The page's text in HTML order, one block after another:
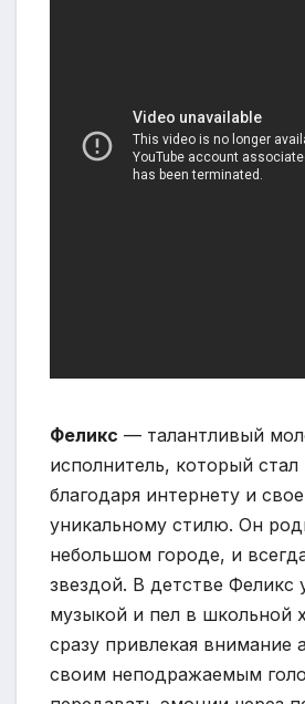
Феликс — талантливый
исполнитель, который
благодаря интернету и
уникальному стилю. Он
небольшом городе, и
звездой. В детстве Феликс
музыкой и пел в школьной
сразу привлекая внимание
своим неподражаемым